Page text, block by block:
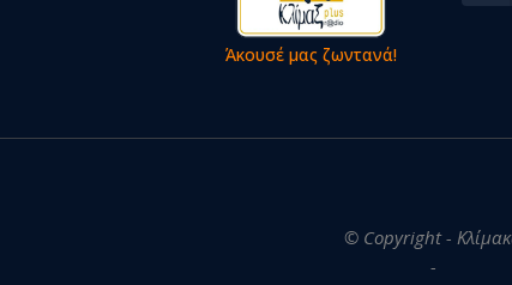
Άκουσέ μας ζωντανά!
© Copyright -
-